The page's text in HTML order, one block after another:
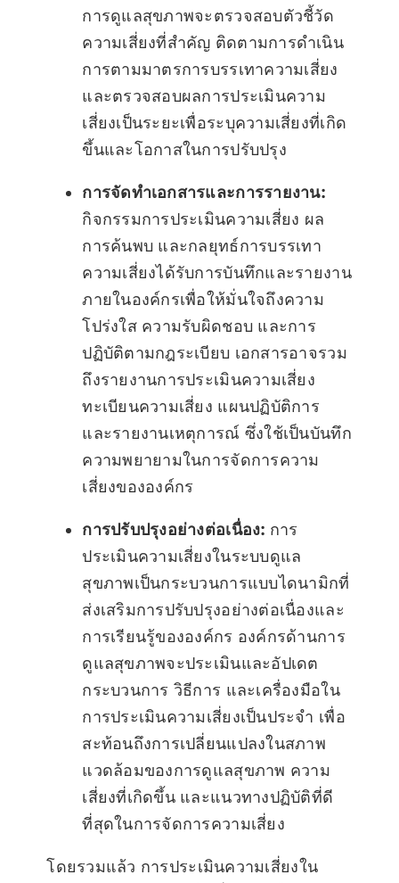
การดูแลสุขภาพจะตรวจสอบตัวชี้วัด
ความเสี่ยงที่สำคัญ ติดตามการดำเนิน
การตามมาตรการบรรเทาความเสี่ยง
และตรวจสอบผลการประเมินความ
เสี่ยงเป็นระยะเพื่อระบุความเสี่ยงที่เกิด
ขึ้นและโอกาสในการปรับปรุง
การจัดทำเอกสารและการรายงาน:
กิจกรรมการประเมินความเสี่ยง ผล
การค้นพบ และกลยุทธ์การบรรเทา
ความเสี่ยงได้รับการบันทึกและรายงาน
ภายในองค์กรเพื่อให้มั่นใจถึงความ
โปร่งใส ความรับผิดชอบ และการ
ปฏิบัติตามกฎระเบียบ เอกสารอาจรวม
ถึงรายงานการประเมินความเสี่ยง
ทะเบียนความเสี่ยง แผนปฏิบัติการ
และรายงานเหตุการณ์ ซึ่งใช้เป็นบันทึก
ความพยายามในการจัดการความ
เสี่ยงขององค์กร
การปรับปรุงอย่างต่อเนื่อง: การ
ประเมินความเสี่ยงในระบบดูแล
สุขภาพเป็นกระบวนการแบบไดนามิกที่
ส่งเสริมการปรับปรุงอย่างต่อเนื่องและ
การเรียนรู้ขององค์กร องค์กรด้านการ
ดูแลสุขภาพจะประเมินและอัปเดต
กระบวนการ วิธีการ และเครื่องมือใน
การประเมินความเสี่ยงเป็นประจำ เพื่อ
สะท้อนถึงการเปลี่ยนแปลงในสภาพ
แวดล้อมของการดูแลสุขภาพ ความ
เสี่ยงที่เกิดขึ้น และแนวทางปฏิบัติที่ดี
ที่สุดในการจัดการความเสี่ยง
โดยรวมแล้ว การประเมินความเสี่ยงใน